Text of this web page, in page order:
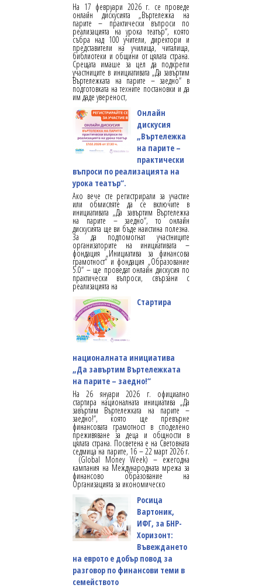
На 17 февруари 2026 г. се проведе
онлайн дискусията „Въртележка на
парите – практически въпроси по
реализацията на урока театър“, която
събра над 100 учители, директори и
представители на училища, читалища,
библиотеки и общини от цялата страна.
Срещата имаше за цел да подкрепи
участниците в инициативата „Да завъртим
Въртележката на парите – заедно“ в
подготовката на техните постановки и да
им даде увереност,
Онлайн
дискусия
„Въртележка
на парите –
практически
въпроси по реализацията на
урока театър“.
Ако вече сте регистрирали за участие
или обмисляте да се включите в
инициативата „Да завъртим Въртележка
на парите – заедно“, то онлайн
дискусията ще ви бъде наистина полезна.
За да подпомогнат участниците
организаторите на инициативата –
фондация „Инициатива за финансова
грамотност“ и фондация „Образование
5.0“ – ще проведат онлайн дискусия по
практически въпроси, свързани с
реализацията на
Стартира
националната инициатива
„Да завъртим Въртележката
на парите – заедно!“
На 26 януари 2026 г. официално
стартира националната инициатива „Да
завъртим Въртележката на парите –
заедно!“, която ще превърне
финансовата грамотност в споделено
преживяване за деца и общности в
цялата страна. Посветена е на Световната
седмица на парите, 16 – 22 март 2026 г.
(Global Money Week) – ежегодна
кампания на Международната мрежа за
финансово образование на
Организацията за икономическо
Росица
Вартоник,
ИФГ, за БНР-
Хоризонт:
Въвеждането
на еврото е добър повод за
разговор по финансови теми в
семейството